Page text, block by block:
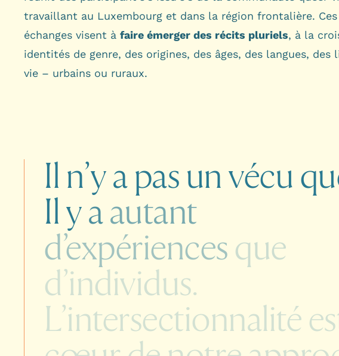
travaillant au Luxembourg et dans la région frontalière. Ces
échanges visent à faire émerger des récits pluriels, à la
identités de genre, des origines, des âges, des langues, des
vie – urbains ou ruraux.
Il n’yapasunvécu
Ilyaautant
d’expériencesque
d’individus.
L’intersectionnalité